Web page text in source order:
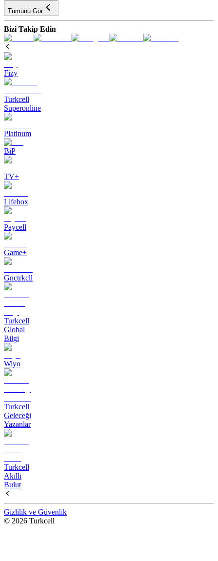
Tümünü Gör
Bizi Takip Edin
Fizy
Turkcell
Superonline
Platinum
BiP
TV+
Lifebox
Paycell
Game+
Gnctrkcll
Turkcell
Global
Bilgi
Wiyo
Turkcell
Geleceği
Yazanlar
Turkcell
Akıllı
Bulut
Gizlilik ve Güvenlik
© 2026 Turkcell